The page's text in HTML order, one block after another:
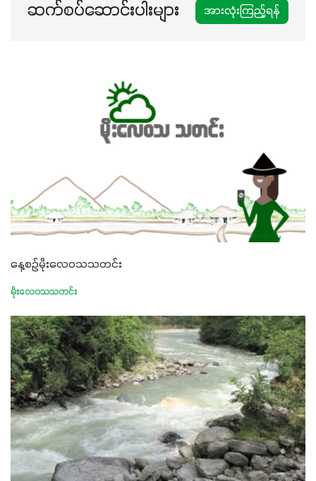
ဆက်စပ်ဆောင်းပါးများ အားလုံးကြည့်ရန်
နေ့စဉ်မိုးလေဝသသတင်း
မိုးလေဝသသတင်း